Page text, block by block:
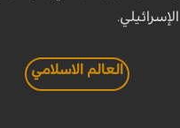
الإسرائيلي.
العالم الاسلامي